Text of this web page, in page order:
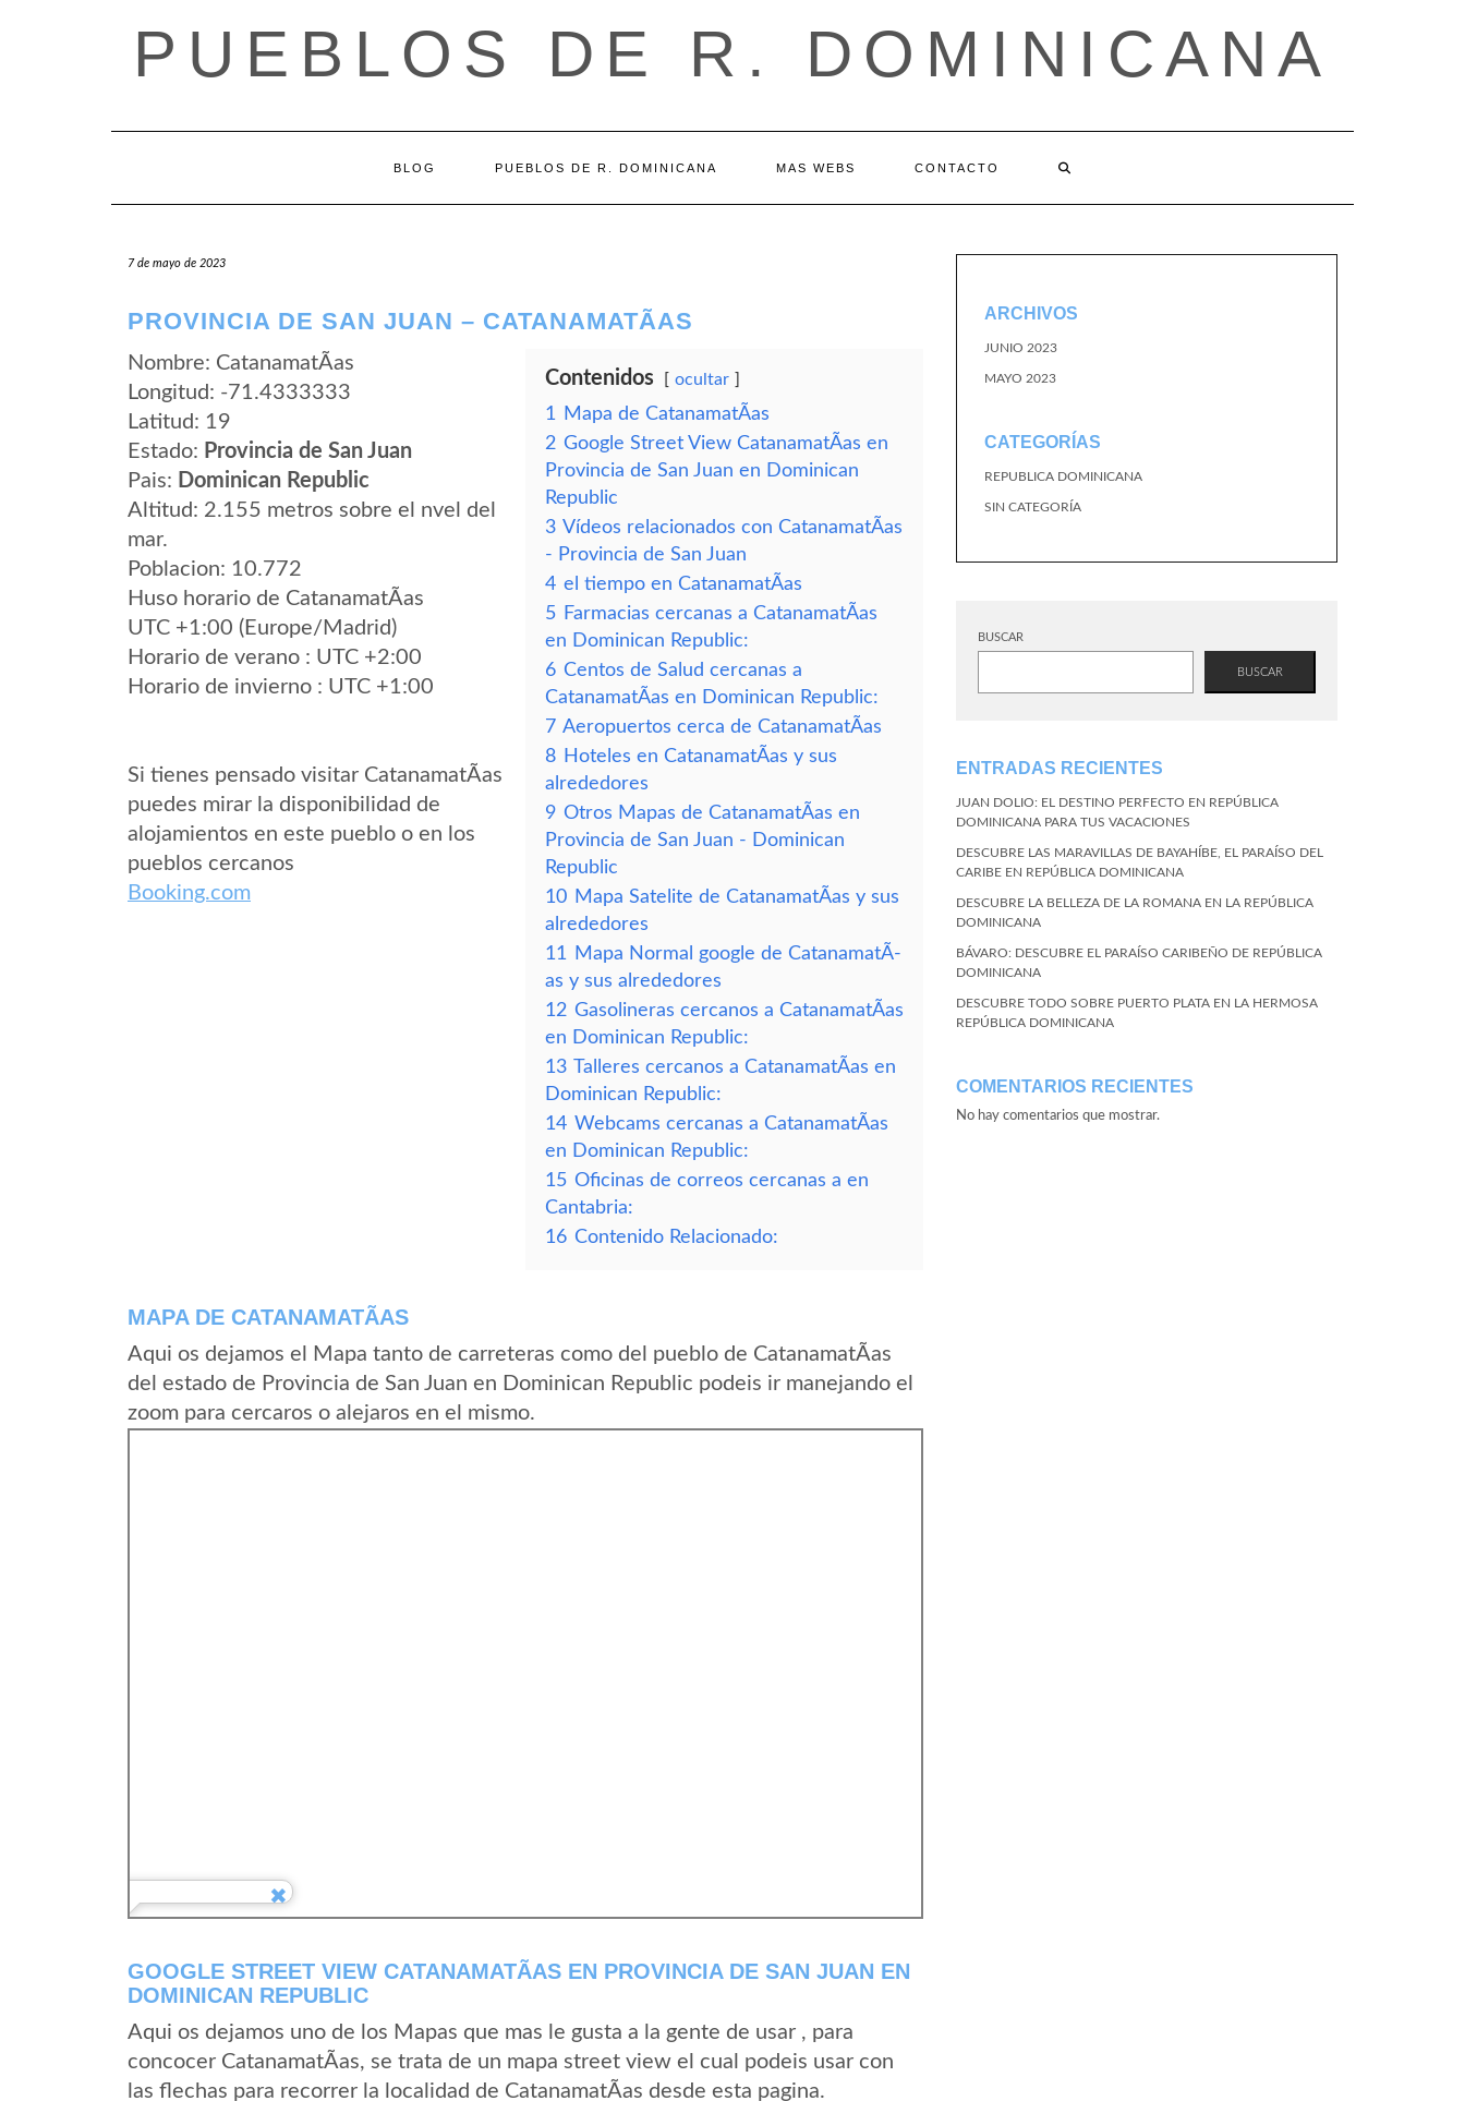
PUEBLOS DE R. DOMINICANA
BLOG PUEBLOS DE R. DOMINICANA MAS WEBS CONTACTO
7 de mayo de 2023
PROVINCIA DE SAN JUAN – CATANAMATÃ­AS
Nombre: CatanamatÃ­as
Longitud: -71.4333333
Latitud: 19
Estado: Provincia de San Juan
Pais: Dominican Republic
Altitud: 2.155 metros sobre el nvel del
mar.
Poblacion: 10.772
Huso horario de CatanamatÃ­as
UTC +1:00 (Europe/Madrid)
Horario de verano : UTC +2:00
Horario de invierno : UTC +1:00
Si tienes pensado visitar CatanamatÃ­as
puedes mirar la disponibilidad de
alojamientos en este pueblo o en los
pueblos cercanos
Booking.com
Contenidos ocultar
1
Mapa de CatanamatÃ­as
2 Google Street View CatanamatÃ­as en
Provincia de San Juan en Dominican
Republic
3 Vídeos relacionados con CatanamatÃ­as
- Provincia de San Juan
4 el tiempo en CatanamatÃ­as
5 Farmacias cercanas a CatanamatÃ­as
en Dominican Republic:
6 Centos de Salud cercanas a
CatanamatÃ­as en Dominican Republic:
7 Aeropuertos cerca de CatanamatÃ­as
8 Hoteles en CatanamatÃ­as y sus
alrededores
9 Otros Mapas de CatanamatÃ­as en
Provincia de San Juan - Dominican
Republic
10 Mapa Satelite de CatanamatÃ­as y sus
alrededores
11
Mapa Normal google de CatanamatÃ­
as y sus alrededores
12 Gasolineras cercanos a CatanamatÃ­as
en Dominican Republic:
13 Talleres cercanos a CatanamatÃ­as en
Dominican Republic:
14 Webcams cercanas a CatanamatÃ­as
en Dominican Republic:
15 Oficinas de correos cercanas a en
Cantabria:
16 Contenido Relacionado:
MAPA DE CATANAMATÃ­AS
Aqui os dejamos el Mapa tanto de carreteras como del pueblo de CatanamatÃ­as
del estado de Provincia de San Juan en Dominican Republic podeis ir manejando el
zoom para cercaros o alejaros en el mismo.
GOOGLE STREET VIEW CATANAMATÃ­AS EN PROVINCIA DE SAN JUAN EN
DOMINICAN REPUBLIC
Aqui os dejamos uno de los Mapas que mas le gusta a la gente de usar , para
concocer CatanamatÃ­as, se trata de un mapa street view el cual podeis usar con
las flechas para recorrer la localidad de CatanamatÃ­as desde esta pagina.
ARCHIVOS
JUNIO 2023
MAYO 2023
CATEGORÍAS
REPUBLICA DOMINICANA
SIN CATEGORÍA
BUSCAR
BUSCAR
ENTRADAS RECIENTES
JUAN DOLIO: EL DESTINO PERFECTO EN REPÚBLICA
DOMINICANA PARA TUS VACACIONES
DESCUBRE LAS MARAVILLAS DE BAYAHÍBE, EL PARAÍSO DEL
CARIBE EN REPÚBLICA DOMINICANA
DESCUBRE LA BELLEZA DE LA ROMANA EN LA REPÚBLICA
DOMINICANA
BÁVARO: DESCUBRE EL PARAÍSO CARIBEÑO DE REPÚBLICA
DOMINICANA
DESCUBRE TODO SOBRE PUERTO PLATA EN LA HERMOSA
REPÚBLICA DOMINICANA
COMENTARIOS RECIENTES
No hay comentarios que mostrar.